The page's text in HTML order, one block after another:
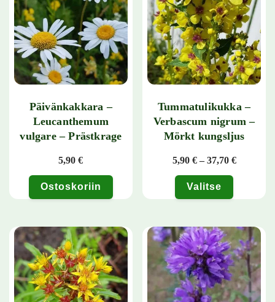
Päivänkakkara –
Leucanthemum
vulgare – Prästkrage
5,90€
Ostoskoriin
Tummatulikukka –
Verbascum nigrum –
Mörkt kungsljus
5,90 € – 37,70 €
Valitse